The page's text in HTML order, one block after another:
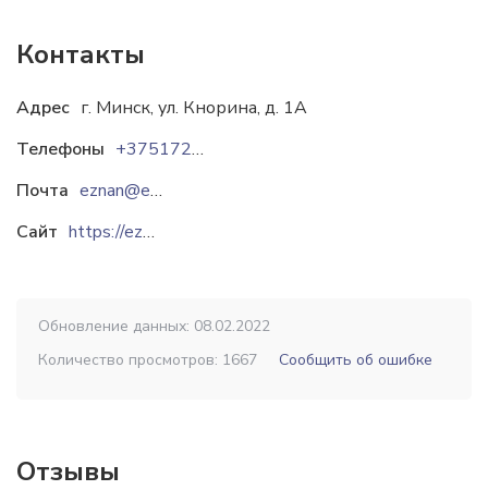
Контакты
Адрес г. Минск, ул. Кнорина, д. 1А
Телефоны
+375172724606
Почта
eznan@eznan.by
Сайт
https://eznan.by
Обновление данных: 08.02.2022
Количество просмотров: 1667
Сообщить об ошибке
Отзывы